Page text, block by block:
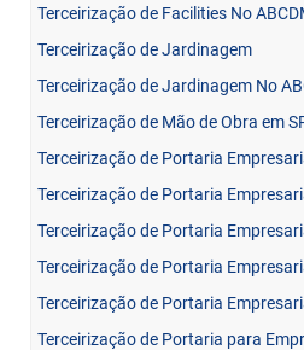
Terceirização de Facilities No
Terceirização de Jardinagem
Terceirização de Jardinagem No
Terceirização de Mão de Obra em
Terceirização de Portaria
Terceirização de Portaria
Terceirização de Portaria
Terceirização de Portaria
Terceirização de Portaria
Terceirização de Portaria para